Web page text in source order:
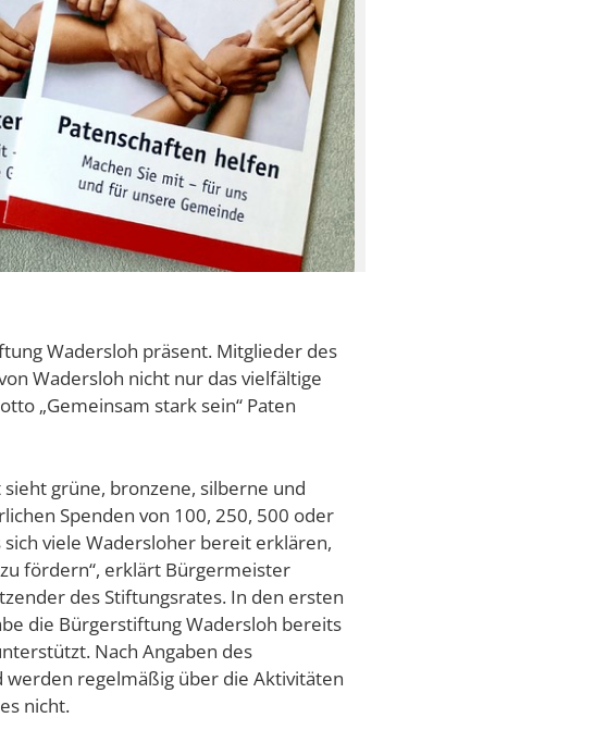
Wadersloh präsent. Mitglieder des
Wadersloh nicht nur das vielfältige
„Gemeinsam stark sein“ Paten
grüne, bronzene, silberne und
Spenden von 100, 250, 500 oder
sich viele Wadersloher bereit erklären,
fördern“, erklärt Bürgermeister
des Stiftungsrates. In den ersten
die Bürgerstiftung Wadersloh bereits
Nach Angaben des
regelmäßig über die Aktivitäten
nicht.